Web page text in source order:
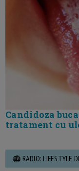
Candidoza
tratament cu
📻 RADIO: LIFESTYLE